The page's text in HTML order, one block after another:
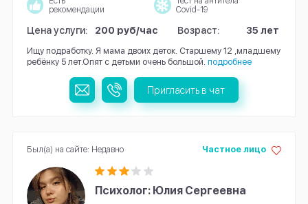
рекомендации
Covid-19
Цена услуги: 200 руб/час Возраст: 35 лет
Ищу подработку. Я мама двоих деток. Старшему 12 ,младшему
ребёнку 5 лет.Опят с детьми очень большой. подробнее
Пригласить в чат
Психолог: Юлия Сергеевна
Частное лицо
Был(а) на сайте: Недавно